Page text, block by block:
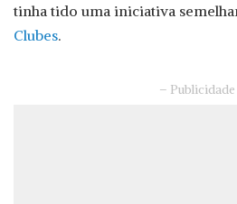
tinha tido uma iniciativa
Clubes.
–